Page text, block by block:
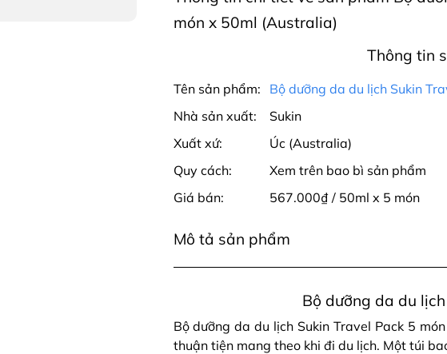
món x 50ml (Australia)
Thông tin
Tên sản phẩm:
Bộ dưỡng da du lịch Sukin
Nhà sản xuất:
Sukin
Xuất xứ:
Úc (Australia)
Quy cách:
Xem trên bao bì sản phẩm
Giá bán:
567.000₫ / 50ml x 5 món
Mô tả sản phẩm
Bộ dưỡng da du
Bộ dưỡng da du lịch Sukin Travel Pack 5
thuận tiện mang theo khi đi du lịch. Một túi